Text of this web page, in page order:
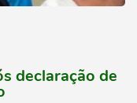
declaração de